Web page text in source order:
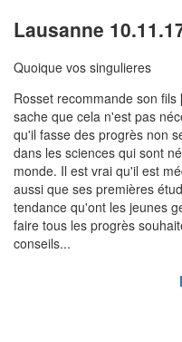
Lausanne
Quoique vos singulieres
Rosset recommande son
sache que cela n'est pas
qu'il fasse des progrès non
dans les sciences qui sont
monde. Il est vrai qu'il est
aussi que ses premières
tendance qu'ont les jeunes
faire tous les progrès
conseils...